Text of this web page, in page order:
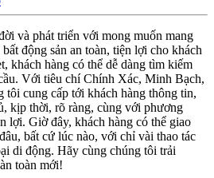
và phát triển với mong muốn mang
động sản an toàn, tiện lợi cho khách
khách hàng có thể dễ dàng tìm kiếm
Với tiêu chí Chính Xác, Minh Bạch,
cung cấp tới khách hàng thông tin,
kịp thời, rõ ràng, cùng với phương
lợi. Giờ đây, khách hàng có thể giao
bất cứ lúc nào, với chỉ vài thao tác
di động. Hãy cùng chúng tôi trải
toàn mới!